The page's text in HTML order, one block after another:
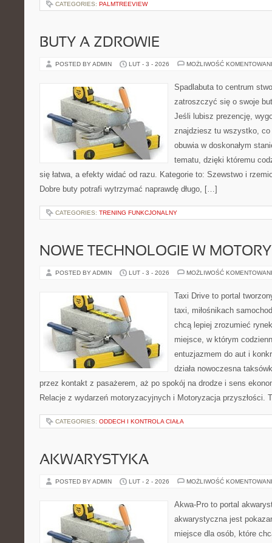
CATEGORIES: PALMTREEVIEW
BUTY A ZDROWIE
POSTED BY ADMIN LUT - 3 - 2026 MOŻLIWOŚĆ
Spadlabuta to centrum
zatroszczyć się o swoje
Jeśli lubisz prezencję,
znajdziesz tu wszystko, co
obuwia w doskonałym
tematu, dzięki któremu
się łatwa, a efekty widać od razu. Kategorie to: Szewstwo i
Dobre buty potrafi wytrzymać naprawdę długo, […]
CATEGORIES: TRENING FUNKCJONALNY
NOWE TECHNOLOGIE W
POSTED BY ADMIN LUT - 3 - 2026 MOŻLIWOŚĆ
Taxi Drive to portal
taxi, miłośnikach
chcą lepiej zrozumieć
miejsce, w którym
entuzjazmem do aut i
działa nowoczesna
przez kontakt z pasażerem, aż po spokój na drodze i sens
Relacje z wydarzeń motoryzacyjnych i Motoryzacja przyszłości.
CATEGORIES: ODDECH I KONTROLA CIAŁA
AKWARYSTYKA
POSTED BY ADMIN LUT - 2 - 2026 MOŻLIWOŚĆ
Akwa-Pro to portal
akwarystyczna jest
miejsce dla osób, które